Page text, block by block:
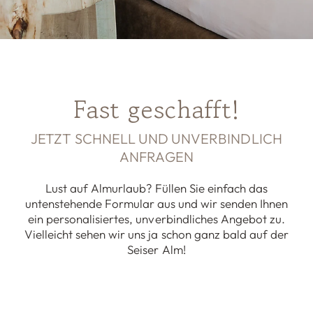
Fast geschafft!
JETZT SCHNELL UND UNVERBINDLICH
ANFRAGEN
Lust auf Almurlaub? Füllen Sie einfach das
untenstehende Formular aus und wir senden Ihnen
ein personalisiertes, unverbindliches Angebot zu.
Vielleicht sehen wir uns ja schon ganz bald auf der
Seiser Alm!